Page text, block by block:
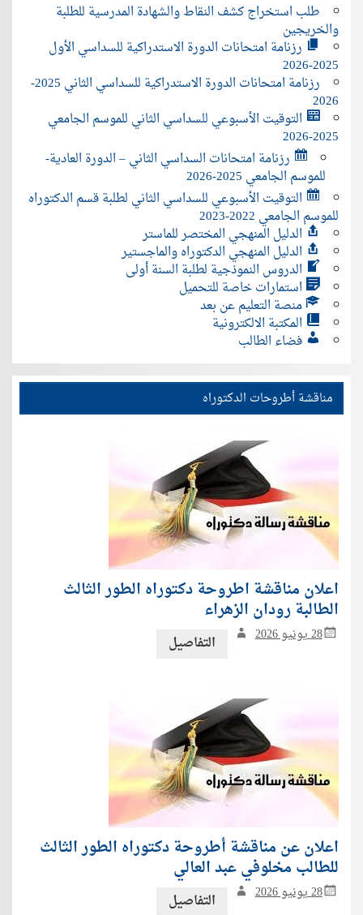
طلب استخراج كشف النقاط والشهادة المدرسية للطلبة
والخريجين
رزنامة امتحانات الدورة الاستدراكية للسداسي الأول
2025-2026
رزنامة امتحانات الدورة الاستدراكية للسداسي الثاني 2025-
2026
التوقيت الأسبوعي للسداسي الثاني للموسم الجامعي
2025-2026
رزنامة امتحانات السداسي الثاني – الدورة العادية-
للموسم الجامعي 2025-2026
التوقيت الأسبوعي للسداسي الثاني لطلبة قسم الدكتوراه
للموسم الجامعي 2022-2023
الدليل المنهجي المختصر للماستر
الدليل المنهجي الدكتوراه والماجستير
الدروس النموذجية لطلبة السنة أولى
استمارات خاصة للتحميل
منصة التعليم عن بعد
المكتبة الالكترونية
فضاء الطالب
مناقشة أطروحات الدكتوراه
اعلان مناقشة اطروحة دكتوراه الطور الثالث
الطالبة رودان الزهراء
28 يونيو 2026 التفاصيل
اعلان عن مناقشة أطروحة دكتوراه الطور الثالث
للطالب مخلوفي عبد العالي
28 يونيو 2026 التفاصيل